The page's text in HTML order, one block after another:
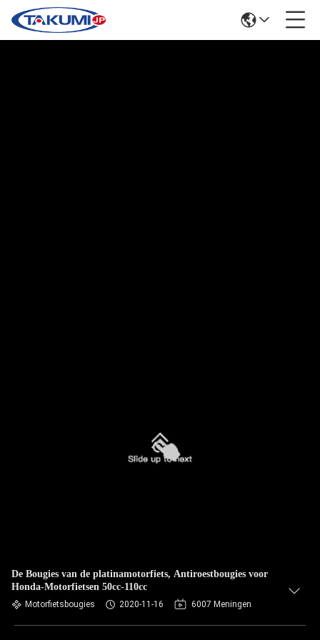
De Bougies van de platinamotorfiets, Antiroestbougies voor
Honda-Motorfietsen 50cc-110cc
Motorfietsbougies 2020-11-16 6007 Meningen